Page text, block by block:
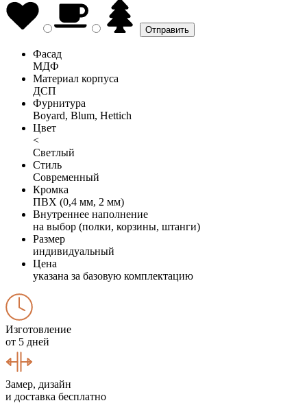
Фасад
МДФ
Материал корпуса
ДСП
Фурнитура
Boyard, Blum, Hettich
Цвет
<
Светлый
Стиль
Современный
Кромка
ПВХ (0,4 мм, 2 мм)
Внутреннее наполнение
на выбор (полки, корзины, штанги)
Размер
индивидуальный
Цена
указана за базовую комплектацию
Изготовление
от 5 дней
Замер, дизайн
и доставка бесплатно